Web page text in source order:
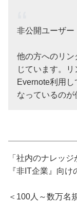
非公開ユーザー
他の方へのリ
じています。
Evernote利用
なっているのが
「社内のナレッ
『非IT企業』向
＜100人～数万名